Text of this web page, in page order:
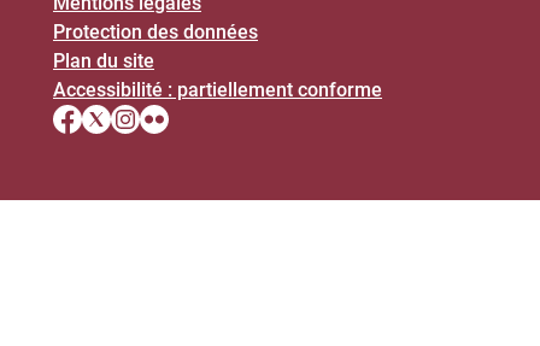
Protection des données
Plan du site
Accessibilité : partiellement conforme